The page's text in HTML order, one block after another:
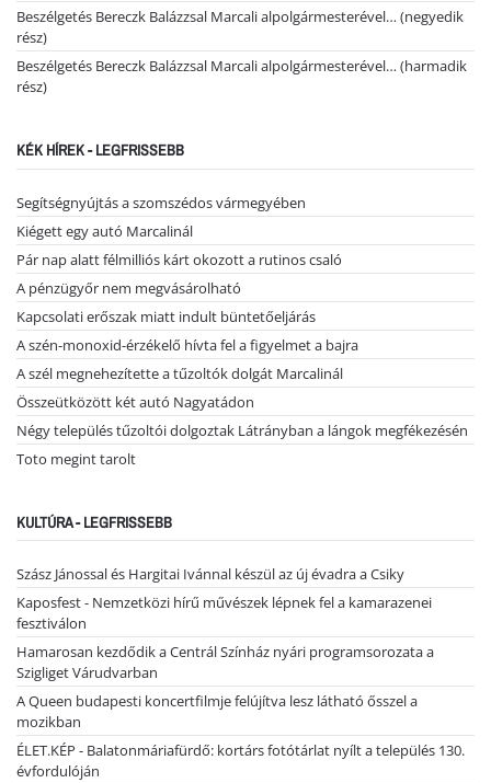
Beszélgetés Bereczk Balázzsal Marcali alpolgármesterével… (negyedik
rész)
Beszélgetés Bereczk Balázzsal Marcali alpolgármesterével… (harmadik
rész)
KÉK HÍREK - LEGFRISSEBB
Segítségnyújtás a szomszédos vármegyében
Kiégett egy autó Marcalinál
Pár nap alatt félmilliós kárt okozott a rutinos csaló
A pénzügyőr nem megvásárolható
Kapcsolati erőszak miatt indult büntetőeljárás
A szén-monoxid-érzékelő hívta fel a figyelmet a bajra
A szél megnehezítette a tűzoltók dolgát Marcalinál
Összeütközött két autó Nagyatádon
Négy település tűzoltói dolgoztak Látrányban a lángok megfékezésén
Toto megint tarolt
KULTÚRA - LEGFRISSEBB
Szász Jánossal és Hargitai Ivánnal készül az új évadra a Csiky
Kaposfest - Nemzetközi hírű művészek lépnek fel a kamarazenei
fesztiválon
Hamarosan kezdődik a Centrál Színház nyári programsorozata a
Szigliget Várudvarban
A Queen budapesti koncertfilmje felújítva lesz látható ősszel a
mozikban
ÉLET.KÉP - Balatonmáriafürdő: kortárs fotótárlat nyílt a település 130.
évfordulóján